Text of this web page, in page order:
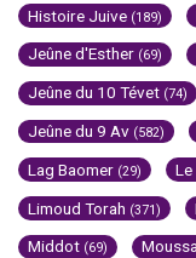
Histoire Juive (189)
Jeûne d'Esther (69)
Jeûne du 10 Tévet (74)
Jeûne du 9 Av (582)
Lag Baomer (29)
Limoud Torah (371)
Middot (69)